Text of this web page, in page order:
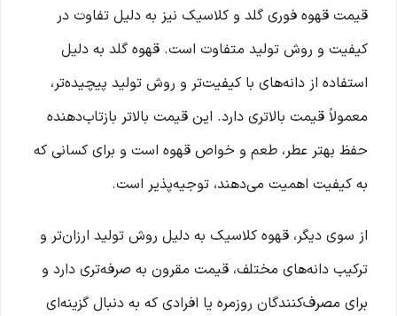
قیمت قهوه فوری گلد و کلاسیک نیز به دلیل تفاوت در
کیفیت و روش تولید متفاوت است. قهوه گلد به دلیل
استفاده از دانه‌های با کیفیت‌تر و روش تولید پیچیده‌تر،
معمولاً قیمت بالاتری دارد. این قیمت بالاتر بازتاب‌دهنده
حفظ بهتر عطر، طعم و خواص قهوه است و برای کسانی که
به کیفیت اهمیت می‌دهند، توجیه‌پذیر است.
از سوی دیگر، قهوه کلاسیک به دلیل روش تولید ارزان‌تر و
ترکیب دانه‌های مختلف، قیمت مقرون به صرفه‌تری دارد و
برای مصرف‌کنندگان روزمره یا افرادی که به دنبال گزینه‌ای